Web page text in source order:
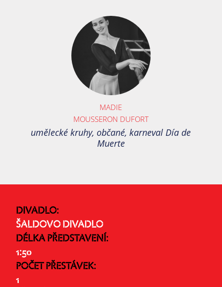
MADIE
MOUSSERON DUFORT
umělecké kruhy, občané, karneval Día de
Muerte
DIVADLO:
ŠALDOVO DIVADLO
DÉLKA PŘEDSTAVENÍ:
1:50
POČET PŘESTÁVEK:
1